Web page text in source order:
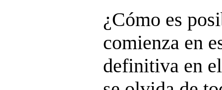
¿Cómo es
comienza en
definitiva en